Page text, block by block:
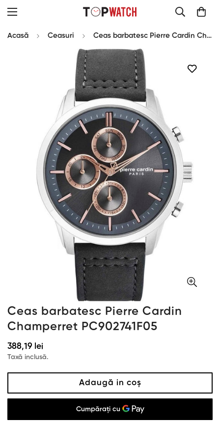
Acasă Ceasuri Ceas barbatesc Pierre Cardin Champerret PC902741F05
Ceas barbatesc Pierre Cardin
Champerret PC902741F05
Preț
obișnuit
388,19 lei
Taxă inclusă.
Adaugă in coş